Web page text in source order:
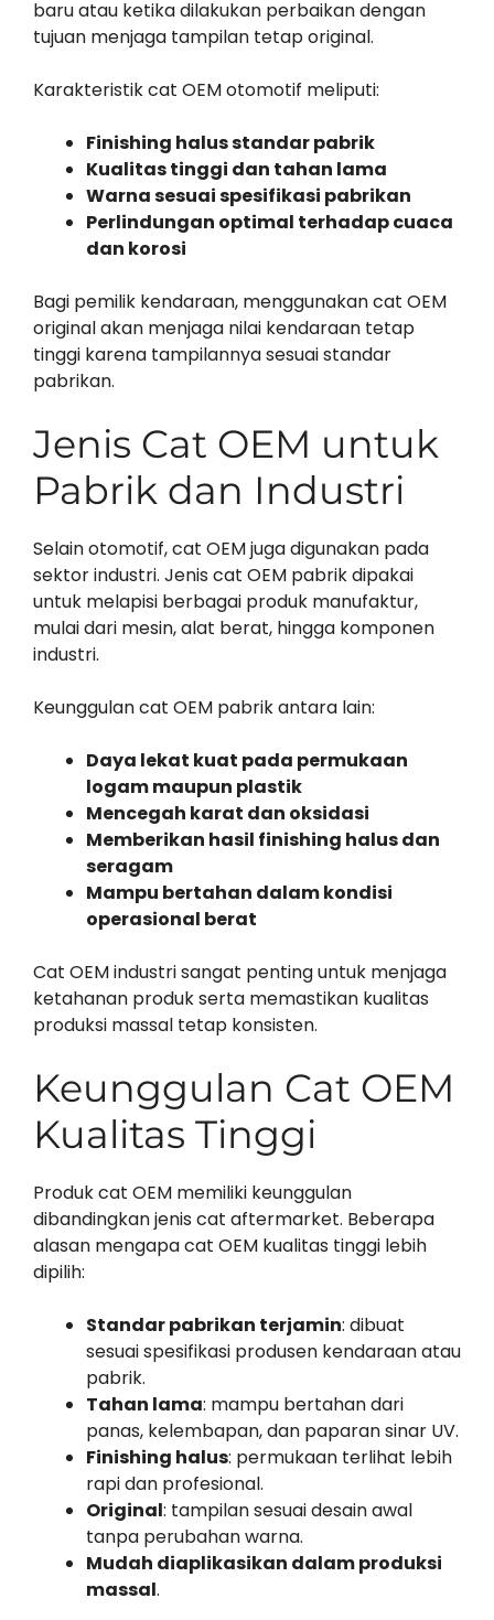
baru atau ketika dilakukan perbaikan dengan
tujuan menjaga tampilan tetap original.
Karakteristik cat OEM otomotif meliputi:
Finishing halus standar pabrik
Kualitas tinggi dan tahan lama
Warna sesuai spesifikasi pabrikan
Perlindungan optimal terhadap cuaca
dan korosi
Bagi pemilik kendaraan, menggunakan cat OEM
original akan menjaga nilai kendaraan tetap
tinggi karena tampilannya sesuai standar
pabrikan.
Jenis Cat OEM untuk
Pabrik dan Industri
Selain otomotif, cat OEM juga digunakan pada
sektor industri. Jenis cat OEM pabrik dipakai
untuk melapisi berbagai produk manufaktur,
mulai dari mesin, alat berat, hingga komponen
industri.
Keunggulan cat OEM pabrik antara lain:
Daya lekat kuat pada permukaan
logam maupun plastik
Mencegah karat dan oksidasi
Memberikan hasil finishing halus dan
seragam
Mampu bertahan dalam kondisi
operasional berat
Cat OEM industri sangat penting untuk menjaga
ketahanan produk serta memastikan kualitas
produksi massal tetap konsisten.
Keunggulan Cat OEM
Kualitas Tinggi
Produk cat OEM memiliki keunggulan
dibandingkan jenis cat aftermarket. Beberapa
alasan mengapa cat OEM kualitas tinggi lebih
dipilih:
Standar pabrikan terjamin: dibuat
sesuai spesifikasi produsen kendaraan atau
pabrik.
Tahan lama: mampu bertahan dari
panas, kelembapan, dan paparan sinar UV.
Finishing halus: permukaan terlihat lebih
rapi dan profesional.
Original: tampilan sesuai desain awal
tanpa perubahan warna.
Mudah diaplikasikan dalam produksi
massal.